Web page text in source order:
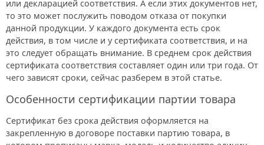
или декларацией соответствия. А если этих документов нет,
то это может послужить поводом отказа от покупки
данной продукции. У каждого документа есть срок
действия, в том числе и у сертификата соответствия, и на
это следует обращать внимание. В среднем срок действия
сертификата соответствия составляет один или три года. От
чего зависят сроки, сейчас разберем в этой статье.
Особенности сертификации партии товара
Сертификат без срока действия оформляется на
закрепленную в договоре поставки партию товара, в